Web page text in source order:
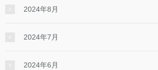
2024年8月
2024年7月
2024年6月